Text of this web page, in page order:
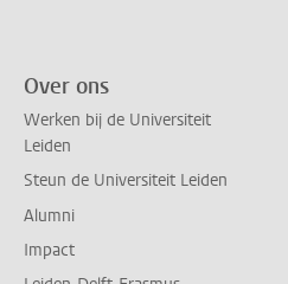
Over ons
Werken bij de Universiteit
Leiden
Steun de Universiteit Leiden
Alumni
Impact